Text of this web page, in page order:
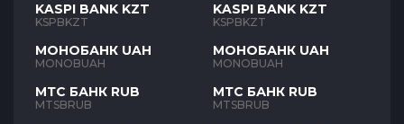
KASPI BANK KZT
KSPBKZT
МОНОБАНК UAH
MONOBUAH
МТС БАНК RUB
MTSBRUB
KASPI BANK KZT
KSPBKZT
МОНОБАНК UAH
MONOBUAH
МТС БАНК RUB
MTSBRUB